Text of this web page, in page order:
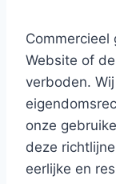
Commercieel
Website of
verboden.
onze
deze
eerlijke en